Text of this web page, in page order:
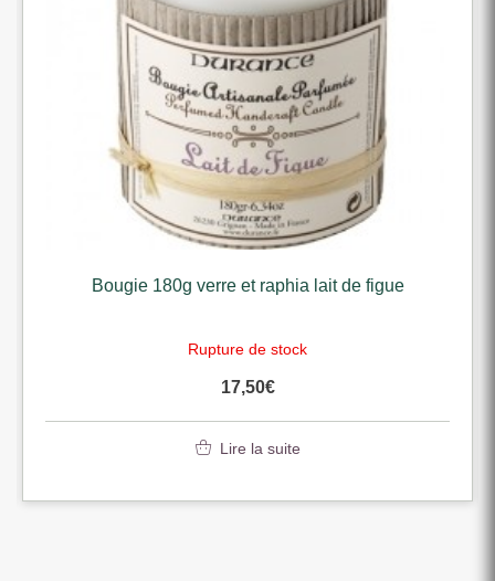
Bougie 180g verre et raphia lait de figue
Rupture de stock
17,50€
Lire la suite